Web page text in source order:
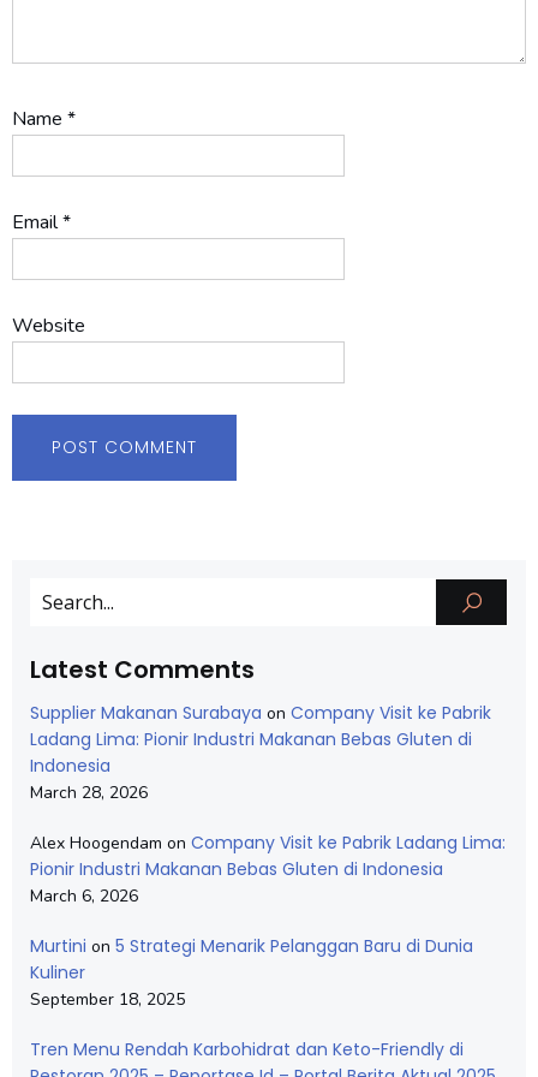
Name *
Email*
Website
Latest Comments
Supplier Makanan Surabaya on Company Visit ke Pabrik
Ladang Lima: Pionir Industri Makanan Bebas Gluten di
Indonesia
March 28, 2026
Alex Hoogendam on Company Visit ke Pabrik Ladang Lima:
Pionir Industri Makanan Bebas Gluten di Indonesia
March 6, 2026
Murtini on 5 Strategi Menarik Pelanggan Baru di Dunia
Kuliner
September 18, 2025
Tren Menu Rendah Karbohidrat dan Keto-Friendly di